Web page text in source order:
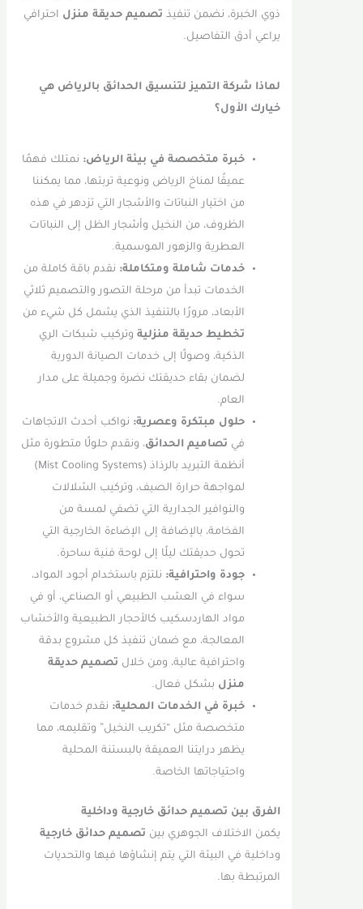
ذوي الخبرة، نضمن تنفيذتصميم حديقة منزلاحترافي
يراعي أدق التفاصيل.
لماذا شركة التميز لتنسيق الحدائق بالرياض هي
خيارك الأول؟
خبرة متخصصة في بيئة الرياض:نمتلك فهمًا
عميقًا لمناخ الرياض ونوعية تربتها، مما يمكننا
من اختيار النباتات والأشجار التي تزدهر في هذه
الظروف، من النخيل وأشجار الظل إلى النباتات
العطرية والزهور الموسمية.
خدمات شاملة ومتكاملة:نقدم باقة كاملة من
الخدمات تبدأ من مرحلة التصور والتصميم ثلاثي
الأبعاد، مرورًا بالتنفيذ الذي يشمل كل شيء من
تخطيط حديقة منزليةوتركيب شبكات الري
الذكية، وصولًا إلى خدمات الصيانة الدورية
لضمان بقاء حديقتك نضرة وجميلة على مدار
العام.
حلول مبتكرة وعصرية:نواكب أحدث الاتجاهات
تصاميم الحدائق، ونقدم حلولًا متطورة مثل
أنظمة التبريد بالرذاذ (Mist Cooling Systems)
لمواجهة حرارة الصيف، وتركيب الشلالات
والنوافير الجدارية التي تضفي لمسة من
الفخامة، بالإضافة إلى الإضاءة الخارجية التي
تحول حديقتك ليلًا إلى لوحة فنية ساحرة.
جودة واحترافية:نلتزم باستخدام أجود المواد،
سواء في العشب الطبيعي أو الصناعي، أو في
مواد الهاردسكيب كالأحجار الطبيعية والأخشاب
المعالجة، مع ضمان تنفيذ كل مشروع بدقة
واحترافية عالية، ومن خلالتصميم حديقة
منزلبشكل فعال.
خبرة في الخدمات المحلية:نقدم خدمات
متخصصة مثل “تكريب النخيل” وتقليمه، مما
يظهر درايتنا العميقة بالبستنة المحلية
واحتياجاتها الخاصة.
الفرق بين تصميم حدائق خارجية وداخلية
يكمن الاختلاف الجوهري بينتصميم حدائق خارجية
وداخلية في البيئة التي يتم إنشاؤها فيها والتحديات
المرتبطة بها.